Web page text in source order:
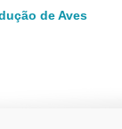
de Aves